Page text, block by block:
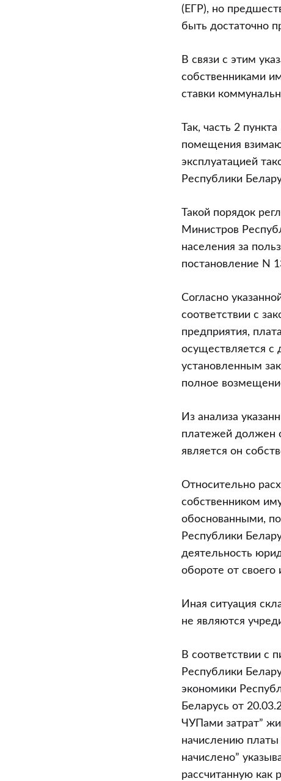
(ЕГР), но
быть достаточно
В связи с этим
собственниками
ставки
Так, часть 2
помещения
эксплуатацией
Республики
Такой порядок
Министров
населения за
постановление N
Согласно
соответствии с
предприятия,
осуществляется с
установленным
полное
Из анализа
платежей должен
является он
Относительно
собственником
обоснованными,
Республики
деятельность
обороте от
Иная ситуация
не являются
В соответствии с
Республики
экономики
Беларусь от
ЧУПами затрат”
начислению платы
начислено”
рассчитанную как